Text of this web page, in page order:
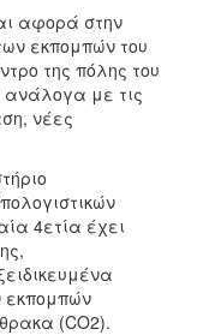
αφορά στην
εκπομπών του
της πόλης του
ανάλογα με τις
νέες
4ετία έχει
εκπομπών
(CO2).